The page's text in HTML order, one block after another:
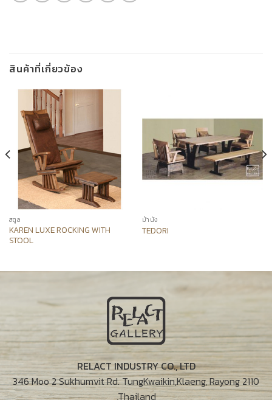
สินค้าที่เกี่ยวข้อง
สตูล
KAREN LUXE ROCKING WITH
STOOL
ม้านั่ง
TEDORI
RELACT INDUSTRY CO., LTD
346 Moo 2 Sukhumvit Rd. TungKwaikin,Klaeng, Rayong 2110
,Thailand